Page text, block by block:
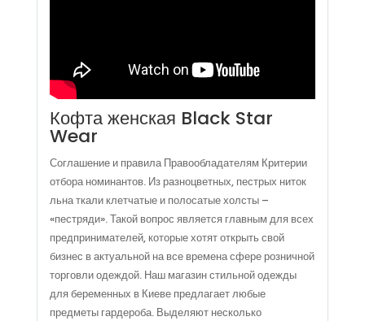
Кофта женская Black Star
Wear
Соглашение и правила Правообладателям Критерии
отбора номинантов. Из разноцветных, пестрых ниток
льна ткали клетчатые и полосатые холсты –
«пестряди». Такой вопрос является главным для всех
предпринимателей, которые хотят открыть свой
бизнес в актуальной на все времена сфере розничной
торговли одеждой. Наш магазин стильной одежды
для беременных в Киеве предлагает любые
предметы гардероба. Выделяют несколько